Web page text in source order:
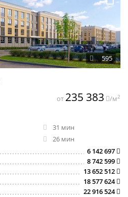
595
31 мин
26 мин
6 142 697
8 742 599
13 652 512
18 577 624
22 916 524
от 235 383 /м2